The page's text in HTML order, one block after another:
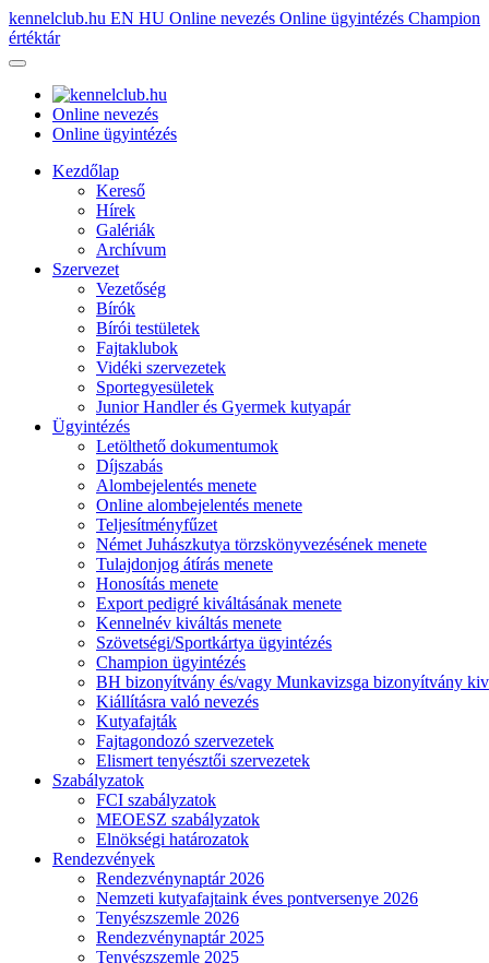
kennelclub.hu EN HU Online nevezés Online ügyintézés Champion
értéktár
Online nevezés
Online ügyintézés
Kezdőlap
Kereső
Hírek
Galériák
Archívum
Szervezet
Vezetőség
Bírók
Bírói testületek
Fajtaklubok
Vidéki szervezetek
Sportegyesületek
Junior Handler és Gyermek kutyapár
Ügyintézés
Letölthető dokumentumok
Díjszabás
Alombejelentés menete
Online alombejelentés menete
Teljesítményfűzet
Német Juhászkutya törzskönyvezésének menete
Tulajdonjog átírás menete
Honosítás menete
Export pedigré kiváltásának menete
Kennelnév kiváltás menete
Szövetségi/Sportkártya ügyintézés
Champion ügyintézés
BH bizonyítvány és/vagy Munkavizsga bizonyítvány
Kiállításra való nevezés
Kutyafajták
Fajtagondozó szervezetek
Elismert tenyésztői szervezetek
Szabályzatok
FCI szabályzatok
MEOESZ szabályzatok
Elnökségi határozatok
Rendezvények
Rendezvénynaptár 2026
Nemzeti kutyafajtaink éves pontversenye 2026
Tenyészszemle 2026
Rendezvénynaptár 2025
Tenyészszemle 2025